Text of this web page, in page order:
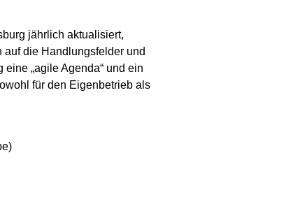
jährlich aktualisiert,
die Handlungsfelder und
„agile Agenda“ und ein
für den Eigenbetrieb als